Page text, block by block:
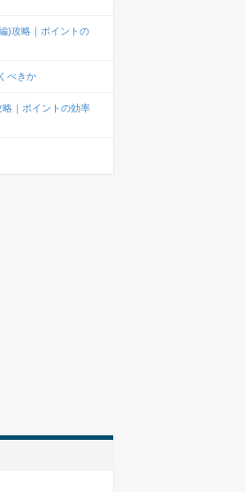
)攻略｜ポイントの
べきか
｜ポイントの効率